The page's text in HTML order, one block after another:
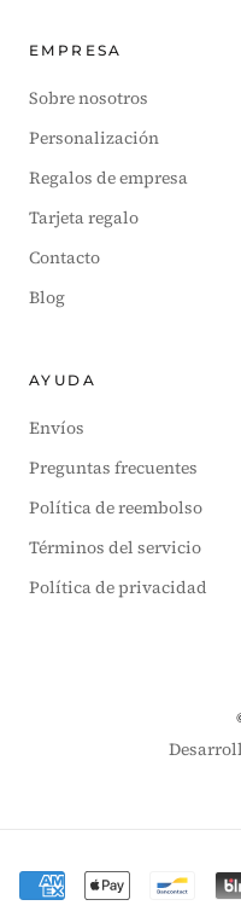
EMPRESA
Sobre nosotros
Personalización
Regalos de empresa
Tarjeta regalo
Contacto
Blog
AYUDA
Envíos
Preguntas frecuentes
Política de reembolso
Términos del servicio
Política de privacidad